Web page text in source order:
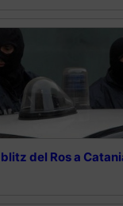
blitz del Ros a